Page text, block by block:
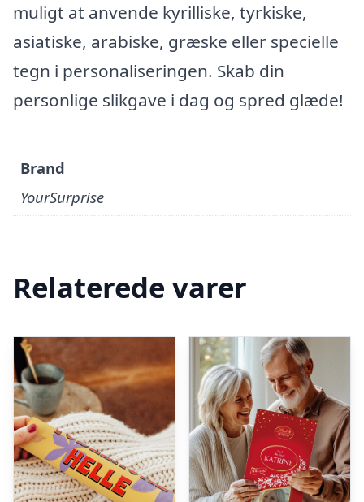
muligt at anvende kyrilliske, tyrkiske,
asiatiske, arabiske, græske eller specielle
tegn i personaliseringen. Skab din
personlige slikgave i dag og spred glæde!
Brand
YourSurprise
Relaterede varer